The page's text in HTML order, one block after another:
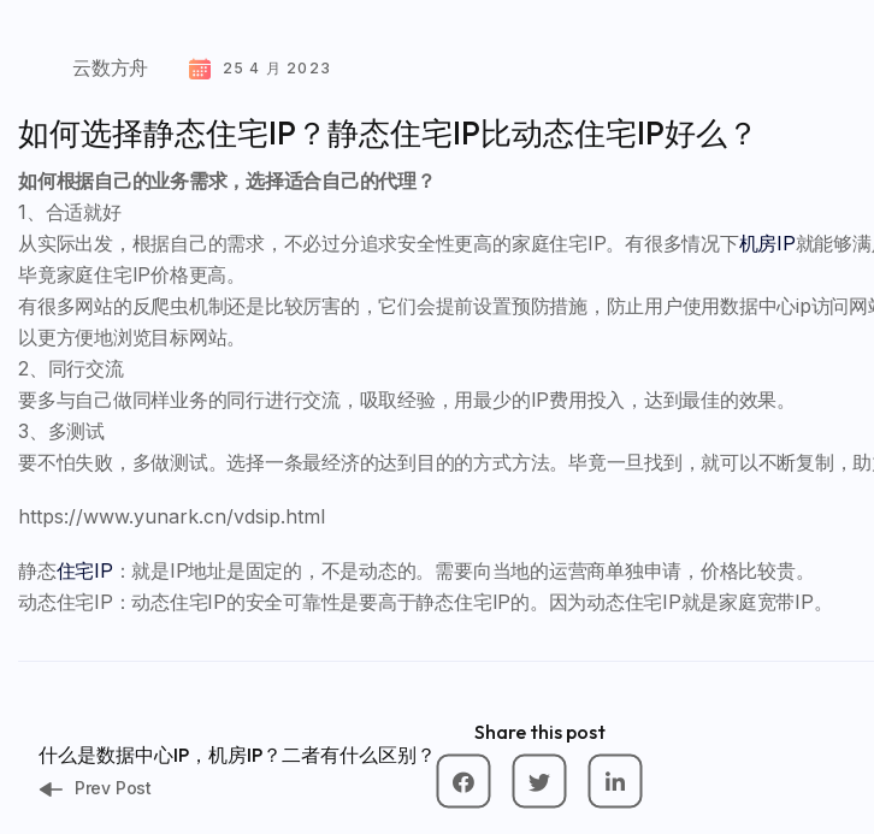
云数方舟 25 4 月 2023
如何选择静态住宅IP？静态住宅IP比动态住宅IP好么？
如何根据自己的业务需求，选择适合自己的代理？
1、合适就好
从实际出发，根据自己的需求，不必过分追求安全性更高的家庭住宅IP。有很多情况下机房IP就能够满
毕竟家庭住宅IP价格更高。
有很多网站的反爬虫机制还是比较厉害的，它们会提前设置预防措施，防止用户使用数据中心ip访问
以更方便地浏览目标网站。
2、同行交流
要多与自己做同样业务的同行进行交流，吸取经验，用最少的IP费用投入，达到最佳的效果。
3、多测试
要不怕失败，多做测试。选择一条最经济的达到目的的方式方法。毕竟一旦找到，就可以不断复制，助
https://www.yunark.cn/vdsip.html
静态住宅IP ：就是IP地址是固定的，不是动态的。需要向当地的运营商单独申请，价格比较贵。
动态住宅IP：动态住宅IP的安全可靠性是要高于静态住宅IP的。因为动态住宅IP就是家庭宽带IP。
Share this post
什么是数据中心IP，机房IP？二者有什么区别？
Prev Post